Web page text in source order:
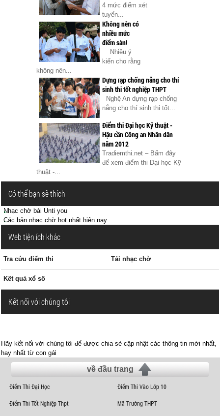
4 mức điểm xét
tuyển...
Không nên có
nhiều mức
điểm sàn!
Nhiều ý
kiến cho rằng
không nên...
Dựng rạp chống nắng cho thí
sinh thi tốt nghiệp THPT
Nghệ An dựng rạp chống
nắng cho thí sinh thi tốt...
Điểm thi Đại học Kỹ thuật -
Hậu cần Công an Nhân dân
năm 2012
Tradiemthi.net – Bấm đây
để xem điểm thi Đại học Kỹ
thuật -...
Có thể bạn sẽ thích
Nhạc chờ bài Unti you
Các bản nhạc chờ hot nhất hiện nay
Web tiện ích khác
Tra cứu điểm thi Tải nhạc chờ
Kết quả xổ số
Kết nối với chúng tôi
Hãy kết nối với chúng tôi để được chia sẻ cập nhật các thông tin mới nhất,
hay nhất từ con gái
về đầu trang
Điểm Thi Đại Học Điểm Thi Vào Lớp 10
Điểm Thi Tốt Nghiệp Thpt Mã Trường THPT